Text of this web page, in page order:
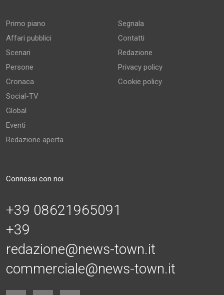
Primo piano
Affari pubblici
Scenari
Persone
Cronaca
Social-TV
Global
Eventi
Redazione aperta
Segnala
Contatti
Redazione
Privacy policy
Cookie policy
Connessi con noi
+39 08621965091
+39
redazione@news-town.it
commerciale@news-town.it